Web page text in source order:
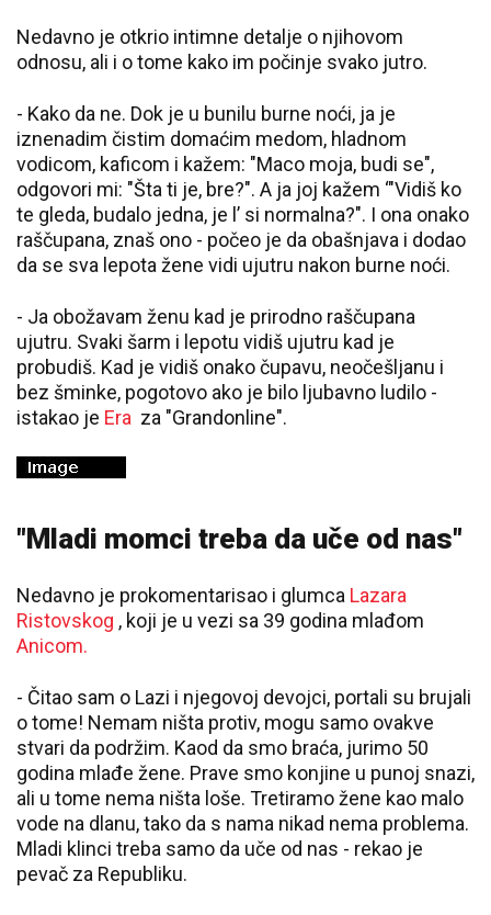
Nedavno je otkrio intimne detalje o njihovom
odnosu, ali i o tome kako im počinje svako jutro.
- Kako da ne. Dok je u bunilu burne noći, ja je
iznenadim čistim domaćim medom, hladnom
vodicom, kaficom i kažem: "Maco moja, budi se",
odgovori mi: "Šta ti je, bre?". A ja joj kažem ‘"Vidiš ko
te gleda, budalo jedna, je l’ si normalna?". I ona onako
raščupana, znaš ono - počeo je da obašnjava i dodao
da se sva lepota žene vidi ujutru nakon burne noći.
- Ja obožavam ženu kad je prirodno raščupana
ujutru. Svaki šarm i lepotu vidiš ujutru kad je
probudiš. Kad je vidiš onako čupavu, neočešljanu i
bez šminke, pogotovo ako je bilo ljubavno ludilo -
istakao je Era za "Grandonline".
"Mladi momci treba da uče od nas"
Nedavno je prokomentarisao i glumca Lazara
Ristovskog , koji je u vezi sa 39 godina mlađom
Anicom.
- Čitao sam o Lazi i njegovoj devojci, portali su brujali
o tome! Nemam ništa protiv, mogu samo ovakve
stvari da podržim. Kaod da smo braća, jurimo 50
godina mlađe žene. Prave smo konjine u punoj snazi,
ali u tome nema ništa loše. Tretiramo žene kao malo
vode na dlanu, tako da s nama nikad nema problema.
Mladi klinci treba samo da uče od nas - rekao je
pevač za Republiku.